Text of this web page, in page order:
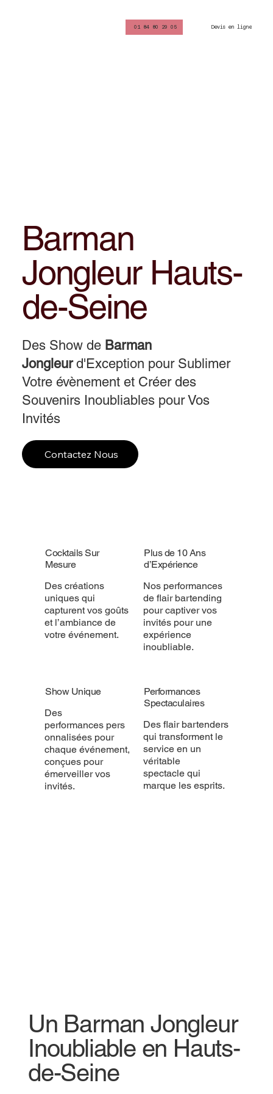
01 84 80 29 05 Devis en ligne
Barman
Jongleur Hauts-
de-Seine
Des Show de Barman
Jongleurd'Exception pour Sublimer
Votre évènement et Créer des
Souvenirs Inoubliables pour Vos
Invités
Contactez Nous
Cocktails Sur
Mesure
Des créations
uniques qui
capturent vos goûts
et l’ambiance de
votre événement.
Plus de 10 Ans
d’Expérience
Nos performances
de flair bartending
pour captiver vos
invités pour une
expérience
inoubliable.
Show Unique
Des
performances pers
onnalisées pour
chaque événement,
conçues pour
émerveiller vos
invités.
Performances
Spectaculaires
Des flair bartenders
qui transforment le
service en un
véritable
spectacle qui
marque les esprits.
Un Barman Jongleur
Inoubliable en Hauts-
de-Seine